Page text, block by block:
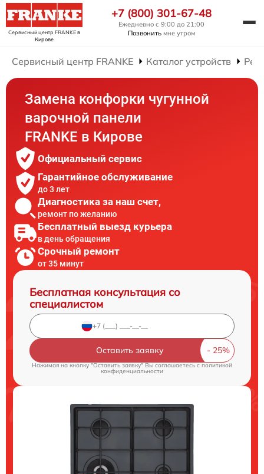
Сервисный центр FRANKEв
Кирове
+7 (800) 301-67-48
Ежедневно с 9:00 до 21:00
Позвонить мне утром
Сервисный центр FRANKE Каталог устройств
Замена конфорки чугунной
варочной панели
FRANKE в Кирове
Официальный сервис
Гарантийное обслуживание
до 3 лет
Диагностика за наш счет,
ремонт по желанию
Бесплатный выезд курьера
в день обращения
Срочный ремонт
от 35 минут
Бесплатная консультация со
специалистом
Оставить заявку
Нажимая на кнопку "Оставить заявку" Вы соглашаетесь cполитикой
конфиденциальности